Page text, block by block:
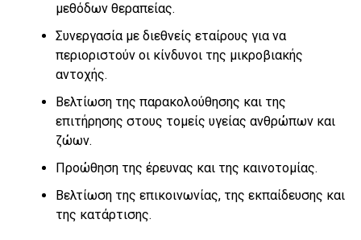
μεθόδων θεραπείας.
Συνεργασία με διεθνείς εταίρους για να
περιοριστούν οι κίνδυνοι της μικροβιακής
αντοχής.
Βελτίωση της παρακολούθησης και της
επιτήρησης στους τομείς υγείας ανθρώπων και
ζώων.
Προώθηση της έρευνας και της καινοτομίας.
Βελτίωση της επικοινωνίας, της εκπαίδευσης και
της κατάρτισης.